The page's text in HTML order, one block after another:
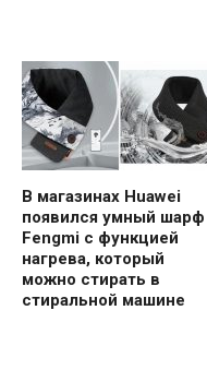
В магазинах Huawei
появился умный шарф
Fengmi с функцией
нагрева, который
можно стирать в
стиральной машине